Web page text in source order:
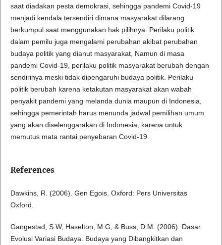
saat diadakan pesta demokrasi, sehingga pandemi Covid-19
menjadi kendala tersendiri dimana masyarakat dilarang
berkumpul saat menggunakan hak pilihnya. Perilaku politik
dalam pemilu juga mengalami perubahan akibat perubahan
budaya politik yang dianut masyarakat, Namun di masa
pandemi Covid-19, perilaku politik masyarakat berubah dengan
sendirinya meski tidak dipengaruhi budaya politik. Perilaku
politik berubah karena ketakutan masyarakat akan wabah
penyakit pandemi yang melanda dunia maupun di Indonesia,
sehingga pemerintah harus menunda jadwal pemilihan umum
yang akan diselenggarakan di Indonesia, karena untuk
memutus mata rantai penyebaran Covid-19.
References
Dawkins, R. (2006). Gen Egois. Oxford: Pers Universitas
Oxford.
Gangestad, S.W, Haselton, M.G, & Buss, D.M. (2006). Dasar
Evolusi Variasi Budaya: Budaya yang Dibangkitkan dan